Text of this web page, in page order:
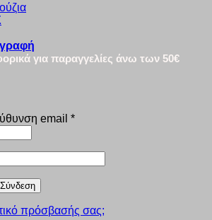
για παραγγελίες άνω των 50€
email *Απαιτείται
Σύνδεση
πρόσβασής σας;